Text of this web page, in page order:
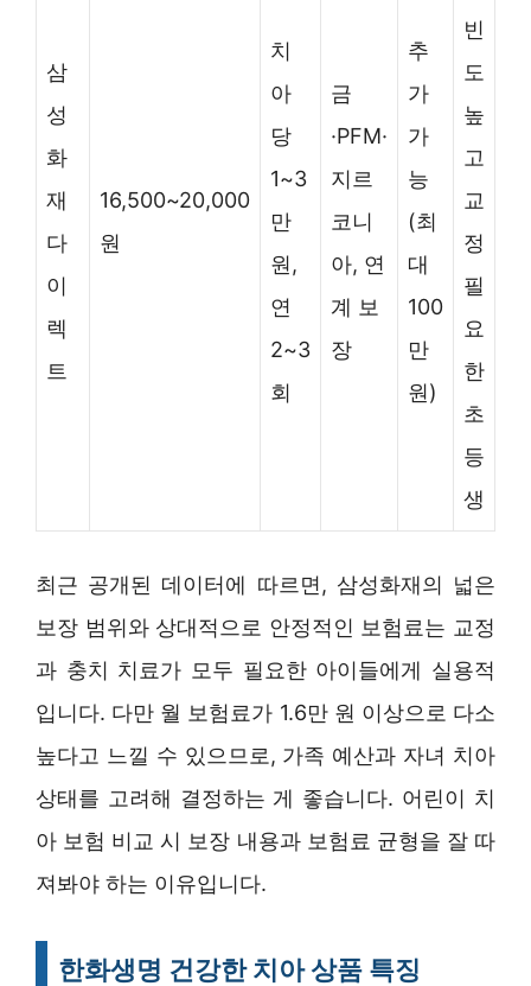
삼
성
화
재
다
이
렉
트
16,500~20,000
원
치
아
당
1~3
만
원,
연
2~3
회
금
·PFM·
지르
코니
아, 연
계 보
장
추
가
가
능
(최
대
100
만
원)
빈
도
높
고
교
정
필
요
한
초
등
생
최근 공개된 데이터에 따르면, 삼성화재의 넓은
보장 범위와 상대적으로 안정적인 보험료는 교정
과 충치 치료가 모두 필요한 아이들에게 실용적
입니다. 다만 월 보험료가 1.6만 원 이상으로 다소
높다고 느낄 수 있으므로, 가족 예산과 자녀 치아
상태를 고려해 결정하는 게 좋습니다. 어린이 치
아 보험 비교 시 보장 내용과 보험료 균형을 잘 따
져봐야 하는 이유입니다.
한화생명 건강한 치아 상품 특징